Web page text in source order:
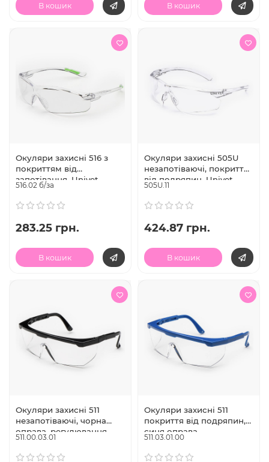
В кошик В кошик
Окуляри захисні 516 з
покриттям від
запотівання, Univet
(Італія)
516.02 б/за
283.25 грн.
В кошик
Окуляри захисні 505U
незапотіваючі, покриття
від подряпин, Univet
(Італія)
505U.11
424.87 грн.
В кошик
Окуляри захисні 511
незапотіваючі, чорна
оправа, регулювання
дужок, Univet (Італія)
511.00.03.01
Окуляри захисні 511
покриття від подряпин,
синя оправа,
регулювання дужок,
Univet (Італія)
511.03.01.00